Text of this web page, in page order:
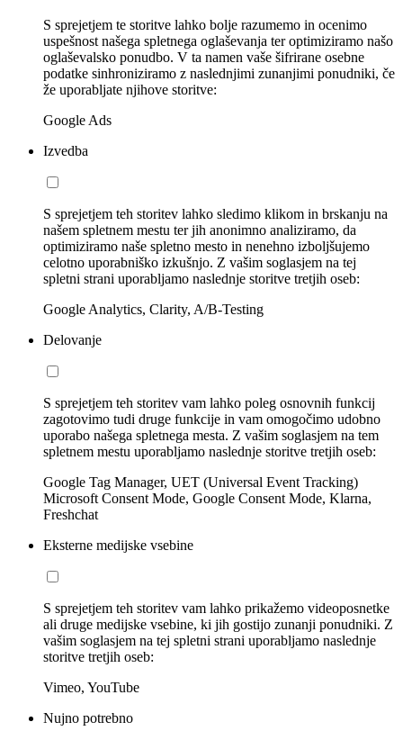
S sprejetjem te storitve lahko bolje razumemo in ocenimo
uspešnost našega spletnega oglaševanja ter optimiziramo našo
oglaševalsko ponudbo. V ta namen vaše šifrirane osebne
podatke sinhroniziramo z naslednjimi zunanjimi ponudniki, če
že uporabljate njihove storitve:
Google Ads
Izvedba
S sprejetjem teh storitev lahko sledimo klikom in brskanju na
našem spletnem mestu ter jih anonimno analiziramo, da
optimiziramo naše spletno mesto in nenehno izboljšujemo
celotno uporabniško izkušnjo. Z vašim soglasjem na tej
spletni strani uporabljamo naslednje storitve tretjih oseb:
Google Analytics, Clarity, A/B-Testing
Delovanje
S sprejetjem teh storitev vam lahko poleg osnovnih funkcij
zagotovimo tudi druge funkcije in vam omogočimo udobno
uporabo našega spletnega mesta. Z vašim soglasjem na tem
spletnem mestu uporabljamo naslednje storitve tretjih oseb:
Google Tag Manager, UET (Universal Event Tracking)
Microsoft Consent Mode, Google Consent Mode, Klarna,
Freshchat
Eksterne medijske vsebine
S sprejetjem teh storitev vam lahko prikažemo videoposnetke
ali druge medijske vsebine, ki jih gostijo zunanji ponudniki. Z
vašim soglasjem na tej spletni strani uporabljamo naslednje
storitve tretjih oseb:
Vimeo, YouTube
Nujno potrebno